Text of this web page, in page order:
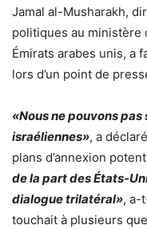
Jamal al-Musharakh,
politiques au ministère
Émirats arabes unis, a
lors d’un point de
«Nous ne pouvons
israéliennes», a
plans d’annexion
de la part des États-
dialogue trilatéral», a-
touchait à plusieurs